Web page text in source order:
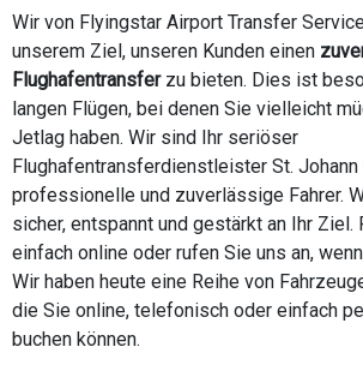
Wir von Flyingstar Airport Transfer
unserem Ziel, unseren Kunden einen
Flughafentransferzu bieten. Dies ist
langen Flügen, bei denen Sie vielleicht
Jetlag haben. Wir sind Ihr seriöser
Flughafentransferdienstleister St.
professionelle und zuverlässige Fahrer.
sicher, entspannt und gestärkt an Ihr Ziel.
einfach online oder rufen Sie uns an,
Wir haben heute eine Reihe von
die Sie online, telefonisch oder einfach
buchen können.